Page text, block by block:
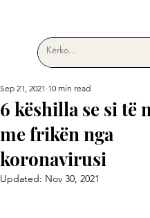
6 këshilla se si të
me frikën nga
koronavirusi
Sep 21, 2021 10 min read
Updated: Nov 30, 2021